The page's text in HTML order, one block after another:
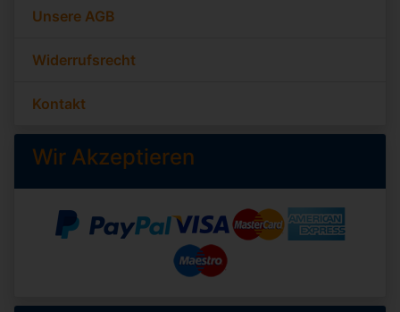
Unsere AGB
Widerrufsrecht
Kontakt
Wir Akzeptieren